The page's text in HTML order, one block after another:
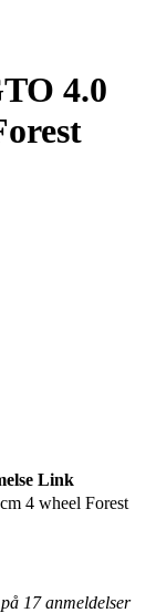
4.0
Link
4 wheel Forest
17 anmeldelser